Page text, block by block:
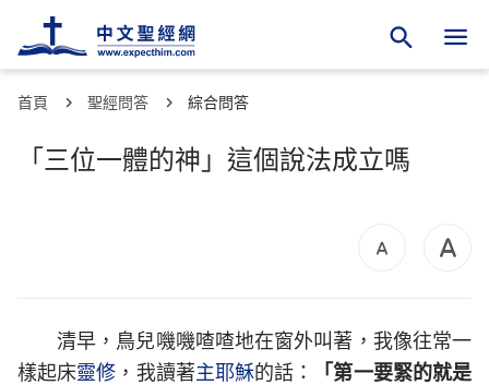
首頁 聖經問答 綜合問答
「三位一體的神」這個說法成立嗎
清早，鳥兒嘰嘰喳喳地在窗外叫著，我像往常一
樣起床靈修 ，我讀著主耶穌的話：
「第一要緊的就是